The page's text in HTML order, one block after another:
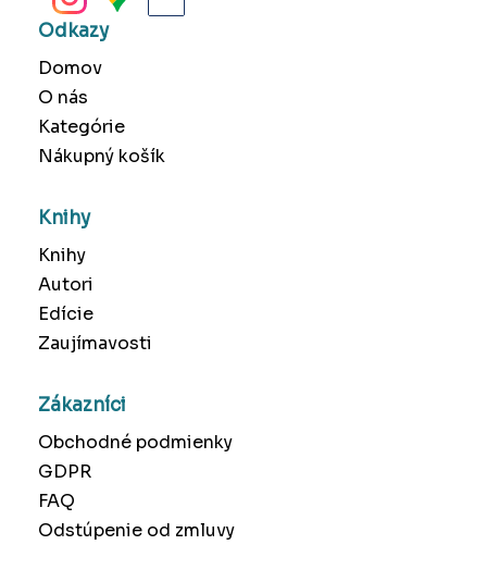
Odkazy
Domov
O nás
Kategórie
Nákupný košík
Knihy
Knihy
Autori
Edície
Zaujímavosti
Zákazníci
Obchodné podmienky
GDPR
FAQ
Odstúpenie od zmluvy